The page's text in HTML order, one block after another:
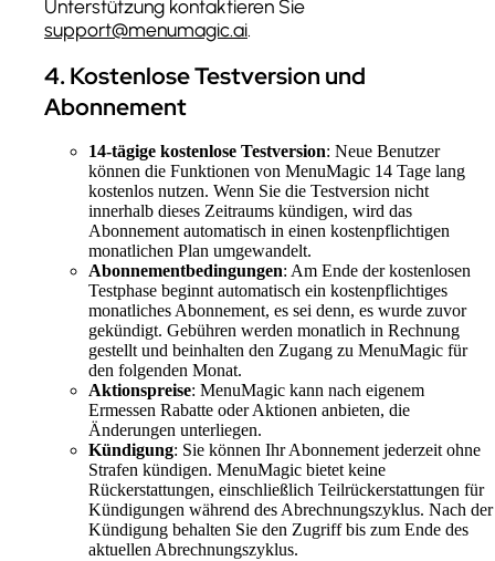
Unterstützung kontaktieren Sie
support@menumagic.ai
4. Kostenlose Testversion und
Abonnement
14-tägige kostenlose Testversion: Neue Benutzer
können die Funktionen von MenuMagic 14 Tage lang
kostenlos nutzen. Wenn Sie die Testversion nicht
innerhalb dieses Zeitraums kündigen, wird das
Abonnement automatisch in einen kostenpflichtigen
monatlichen Plan umgewandelt.
Abonnementbedingungen: Am Ende der kostenlosen
Testphase beginnt automatisch ein kostenpflichtiges
monatliches Abonnement, es sei denn, es wurde zuvor
gekündigt. Gebühren werden monatlich in Rechnung
gestellt und beinhalten den Zugang zu MenuMagic für
den folgenden Monat.
Aktionspreise: MenuMagic kann nach eigenem
Ermessen Rabatte oder Aktionen anbieten, die
Änderungen unterliegen.
Kündigung: Sie können Ihr Abonnement jederzeit ohne
Strafen kündigen. MenuMagic bietet keine
Rückerstattungen, einschließlich Teilrückerstattungen für
Kündigungen während des Abrechnungszyklus. Nach der
Kündigung behalten Sie den Zugriff bis zum Ende des
aktuellen Abrechnungszyklus.